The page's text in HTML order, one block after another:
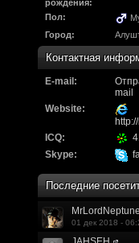
F@Nt0M
Kadzicy
рождения:
Пол:
Город:
Контактная
E-mail:
mail
Website:
ICQ:
Skype:
Последние
MrLordNeptune
01 дек 2018 -